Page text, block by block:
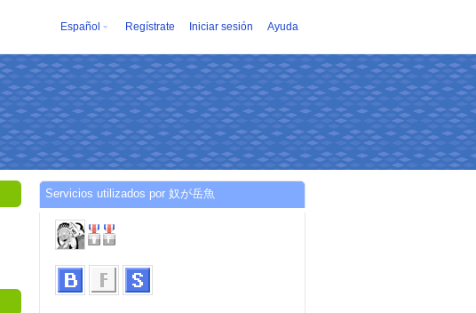
Español Regístrate Iniciar sesión Ayuda
Servicios utilizados por 奴が岳魚